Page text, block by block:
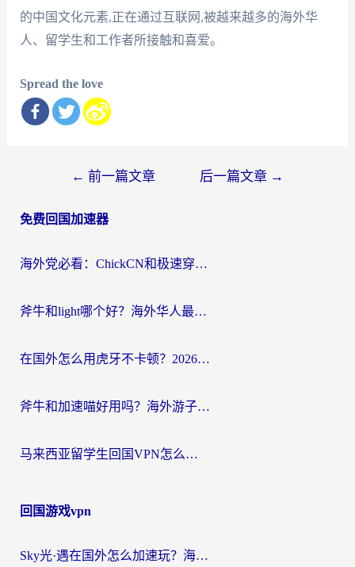
的中国文化元素,正在通过互联网,被越来越多的海外华
人、留学生和工作者所接触和喜爱。
Spread the love
导
← 前一篇文章 后一篇文章 →
免费回国加速器
海外党必看：ChickCN和极速穿梭VPN好用吗？3招教你选对回国加速器无缝刷国内资源
斧牛和light哪个好？海外华人最关心的回国加速器选择难题，一篇讲透
在国外怎么用虎牙不卡顿？2026海外华人亲测有效的回国加速器选择指南
斧牛和加速喵好用吗？海外游子的真实选择困境
马来西亚留学生回国VPN怎么选？3个避坑点+1款实测好用的加速器推荐
回国游戏vpn
Sky光·遇在国外怎么加速玩？海外党亲测有效的国服游戏加速指南